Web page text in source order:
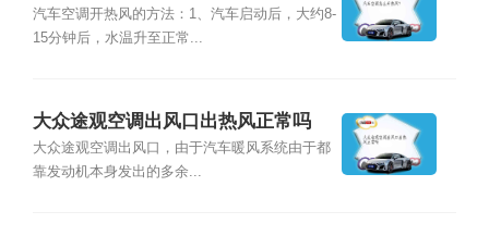
汽车空调开热风的方法：1、汽车启动后，大约8-
15分钟后，水温升至正常...
大众途观空调出风口出热风正常吗
大众途观空调出风口，由于汽车暖风系统由于都
靠发动机本身发出的多余...